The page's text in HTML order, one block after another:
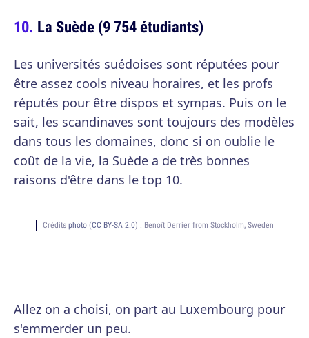
La Suède (9 754 étudiants)
Les universités suédoises sont réputées pour
être assez cools niveau horaires, et les profs
réputés pour être dispos et sympas. Puis on le
sait, les scandinaves sont toujours des modèles
dans tous les domaines, donc si on oublie le
coût de la vie, la Suède a de très bonnes
raisons d'être dans le top 10.
Crédits photo(CC BY-SA 2.0) : Benoît Derrier from Stockholm, Sweden
Allez on a choisi, on part au Luxembourg pour
s'emmerder un peu.